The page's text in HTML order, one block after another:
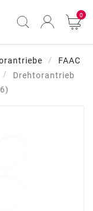
0
FAAC
Drehtorantrieb